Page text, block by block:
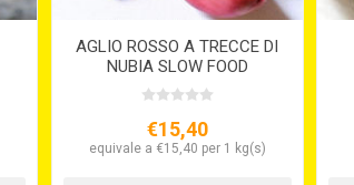
AGLIO ROSSO A TRECCE DI
NUBIA SLOW FOOD
€15,40
equivale a €15,40 per 1 kg(s)